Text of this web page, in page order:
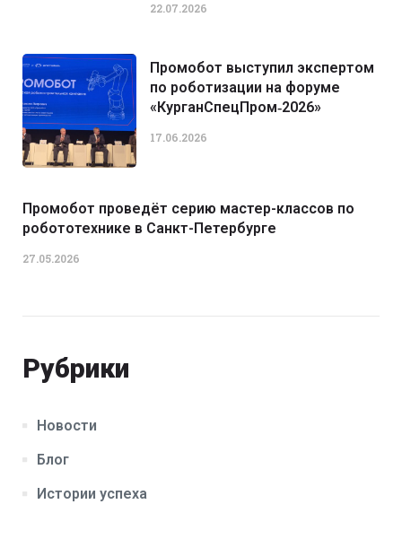
22.07.2026
Промобот выступил экспертом
по роботизации на форуме
«КурганСпецПром‑2026»
17.06.2026
Промобот проведёт серию мастер-классов по
робототехнике в Санкт-Петербурге
27.05.2026
Рубрики
Новости
Блог
Истории успеха